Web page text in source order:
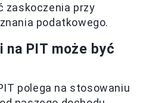
zaskoczenia przy
podatkowego.
na PIT może być
polega na stosowaniu